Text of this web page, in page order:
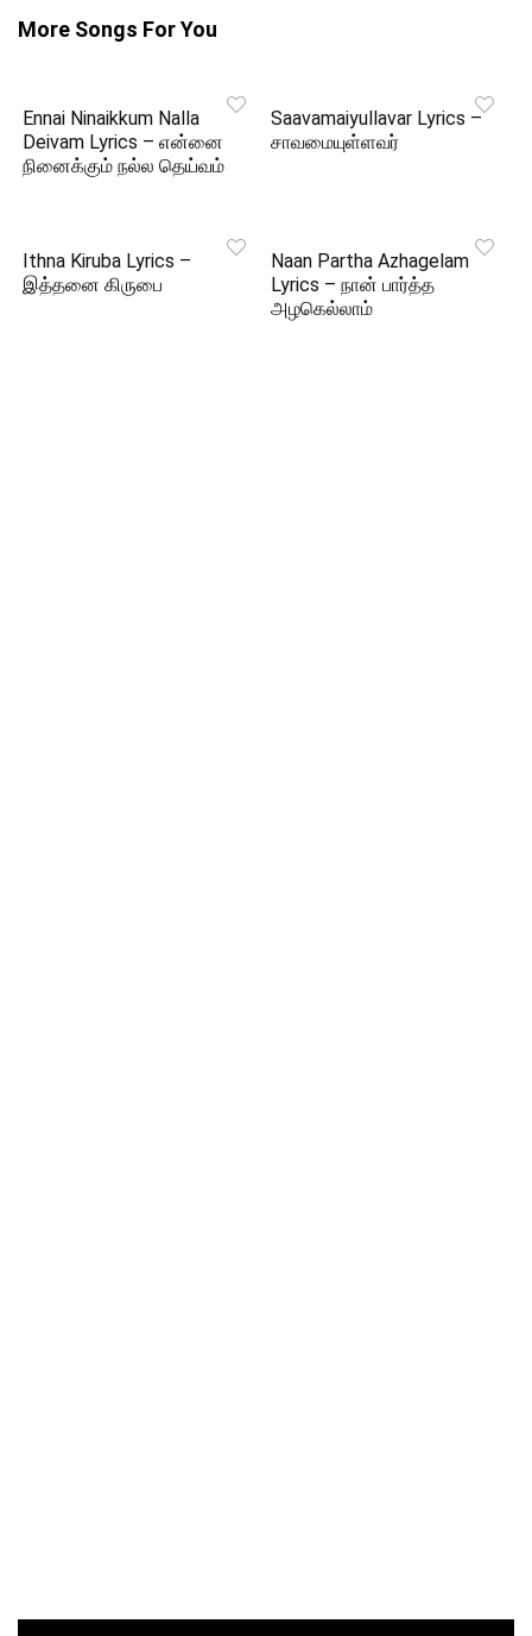
More Songs For You
Ennai Ninaikkum Nalla
Deivam Lyrics – என்னை
நினைக்கும் நல்ல தெய்வம்
Saavamaiyullavar Lyrics –
சாவமையுள்ளவர்
Ithna Kiruba Lyrics –
இத்தனை கிருபை
Naan Partha Azhagelam
Lyrics – நான் பார்த்த
அழகெல்லாம்